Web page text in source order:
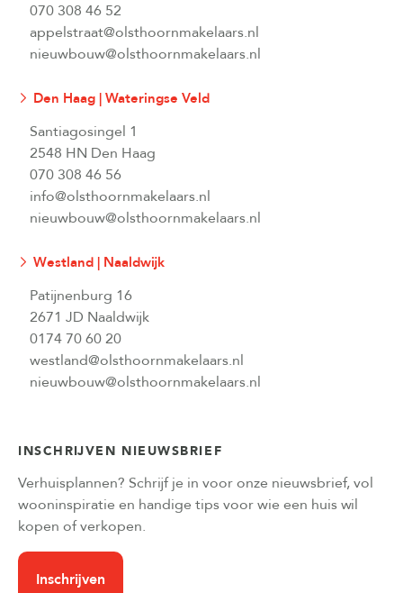
070 308 46 52
appelstraat@olsthoornmakelaars.nl
nieuwbouw@olsthoornmakelaars.nl
Den Haag | Wateringse Veld
Santiagosingel 1
2548 HN Den Haag
070 308 46 56
info@olsthoornmakelaars.nl
nieuwbouw@olsthoornmakelaars.nl
Westland | Naaldwijk
Patijnenburg 16
2671 JD Naaldwijk
0174 70 60 20
westland@olsthoornmakelaars.nl
nieuwbouw@olsthoornmakelaars.nl
INSCHRIJVEN NIEUWSBRIEF
Verhuisplannen? Schrijf je in voor onze nieuwsbrief, vol
wooninspiratie en handige tips voor wie een huis wil
kopen of verkopen.
Inschrijven